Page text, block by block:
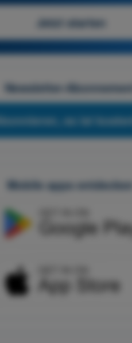
Jetzt starten
Newsletter-
es ist
Mobile apps entdecken